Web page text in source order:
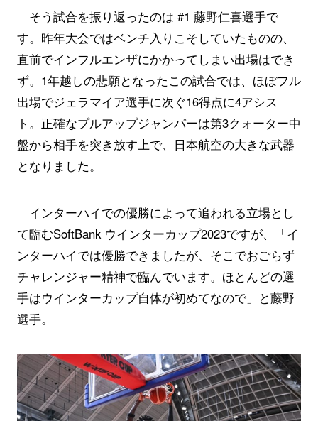
そう試合を振り返ったのは #1 藤野仁喜選手で
す。昨年大会ではベンチ入りこそしていたものの、
直前でインフルエンザにかかってしまい出場はでき
ず。1年越しの悲願となったこの試合では、ほぼフル
出場でジェラマイア選手に次ぐ16得点に4アシス
ト。正確なプルアップジャンパーは第3クォーター中
盤から相手を突き放す上で、日本航空の大きな武器
となりました。
インターハイでの優勝によって追われる立場とし
て臨むSoftBank ウインターカップ2023ですが、「イ
ンターハイでは優勝できましたが、そこでおごらず
チャレンジャー精神で臨んでいます。ほとんどの選
手はウインターカップ自体が初めてなので」と藤野
選手。